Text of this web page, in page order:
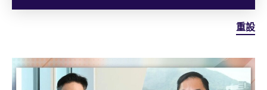
重設